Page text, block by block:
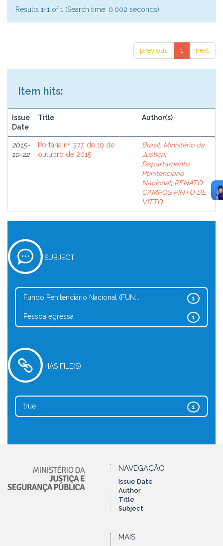
Results 1-1 of 1 (Search time: 0.002 seconds).
previous 1 next
Item hits:
Issue
Date
Title Author(s)
2015-
10-22
Portaria nº 377, de 19 de
outubro de 2015
Brasil. Ministério da
Justiça;
Departamento
Penitenciário
Nacional; RENATO
CAMPOS PINTO DE
VITTO
SUBJECT
1
Fundo Penitenciário Nacional (FUN...
1
Pessoa egressa
HAS FILE(S)
1
true
NAVEGAÇÃO
Issue Date
Author
Title
Subject
MAIS